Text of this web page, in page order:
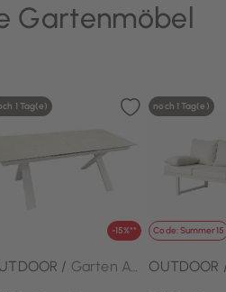
Gartenmöbel
-15%**
1 Tag(e)
/ Garten Ausziehtisch
Code: Summer15
noch 1 Tag(e)
OUTDOOR